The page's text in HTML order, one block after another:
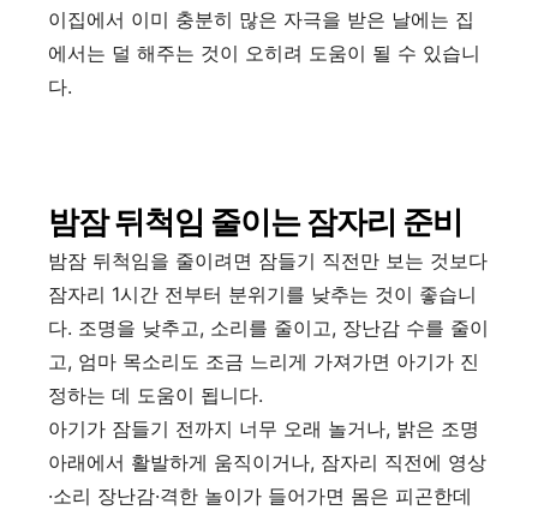
이집에서 이미 충분히 많은 자극을 받은 날에는 집
에서는 덜 해주는 것이 오히려 도움이 될 수 있습니
다.
밤잠 뒤척임 줄이는 잠자리 준비
밤잠 뒤척임을 줄이려면 잠들기 직전만 보는 것보다
잠자리 1시간 전부터 분위기를 낮추는 것이 좋습니
다. 조명을 낮추고, 소리를 줄이고, 장난감 수를 줄이
고, 엄마 목소리도 조금 느리게 가져가면 아기가 진
정하는 데 도움이 됩니다.
아기가 잠들기 전까지 너무 오래 놀거나, 밝은 조명
아래에서 활발하게 움직이거나, 잠자리 직전에 영상
·소리 장난감·격한 놀이가 들어가면 몸은 피곤한데